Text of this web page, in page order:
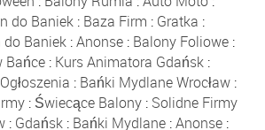
do Baniek : Baza Firm : Gratka :
do Baniek :Anonse : Balony Foliowe :
Bańce : Kurs Animatora Gdańsk :
Ogłoszenia : Bańki Mydlane Wrocław:
: Świecące Balony: Solidne Firmy
: Gdańsk: Bańki Mydlane:Anonse: